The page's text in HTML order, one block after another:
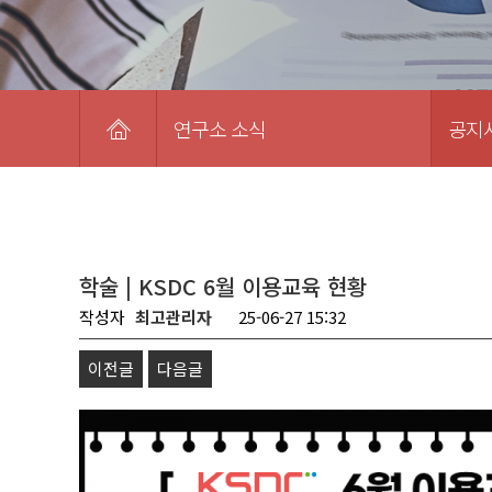
연구소 소식 공지
학술 | KSDC 6월 이용교육 현황
작성자 최고관리자 25-06-27 15:32
이전글 다음글